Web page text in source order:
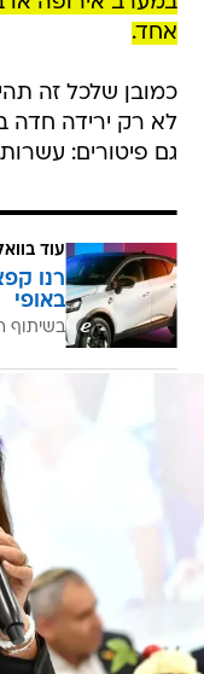
אחד.
כמובן שלכל זה
לא רק ירידה חדה
גם פיטורים:
עוד
רנו
באופי
בשיתוף